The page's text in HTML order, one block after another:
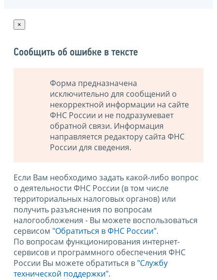
×
Сообщить об ошибке в тексте
Форма предназначена
исключительно для сообщений о
некорректной информации на сайте
ФНС России и не подразумевает
обратной связи. Информация
направляется редактору сайта ФНС
России для сведения.
Если Вам необходимо задать какой-либо вопрос
о деятельности ФНС России (в том числе
территориальных налоговых органов) или
получить разъяснения по вопросам
налогообложения - Вы можете воспользоваться
сервисом "Обратиться в ФНС России".
По вопросам функционирования интернет-
сервисов и программного обеспечения ФНС
России Вы можете обратиться в "Службу
технической поддержки".